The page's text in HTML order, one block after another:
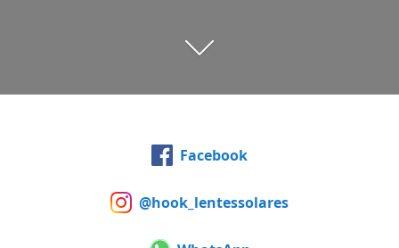
Facebook
@hook_lentessolares